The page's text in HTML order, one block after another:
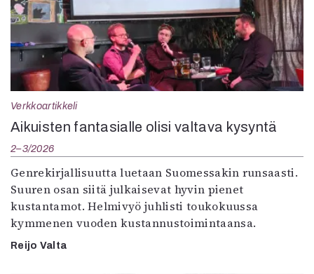
Verkkoartikkeli
Aikuisten fantasialle olisi valtava kysyntä
2–3/2026
Genrekirjallisuutta luetaan Suomessakin runsaasti.
Suuren osan siitä julkaisevat hyvin pienet
kustantamot. Helmivyö juhlisti toukokuussa
kymmenen vuoden kustannustoimintaansa.
Reijo Valta